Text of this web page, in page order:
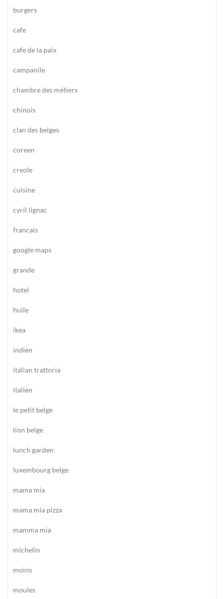
burgers
cafe
cafe de la paix
campanile
chambre des métiers
chinois
clan des belges
coreen
creole
cuisine
cyril lignac
francais
google maps
grande
hotel
huile
ikea
indien
italian trattoria
italien
le petit belge
lion belge
lunch garden
luxembourg belge
mama mia
mama mia pizza
mamma mia
michelin
moins
moules